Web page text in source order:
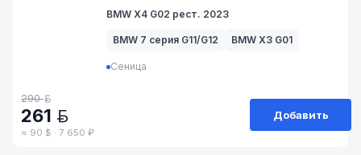
BMW X4 G02 рест. 2023
BMW 7 серия G11/G12 BMW X3 G01
Сеница
290
261
≈ 90 $ · 7 650 ₽
Добавить